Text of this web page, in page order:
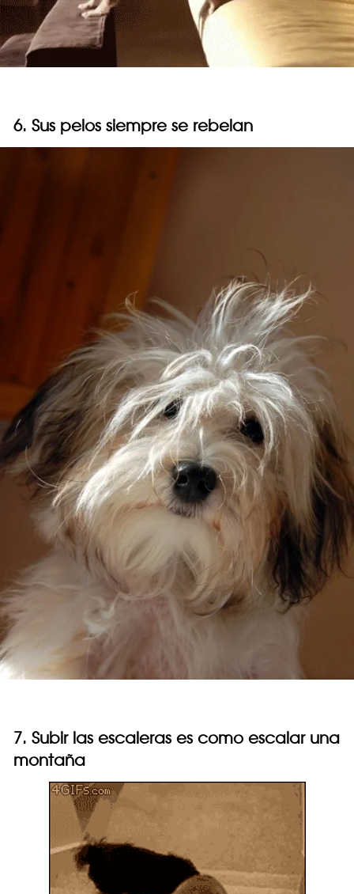
6. Sus pelos siempre se rebelan
7. Subir las escaleras es como escalar una
montaña